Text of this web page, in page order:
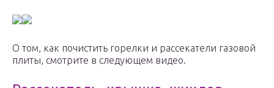
О том, как почистить горелки и рассекатели газовой
плиты, смотрите в следующем видео.